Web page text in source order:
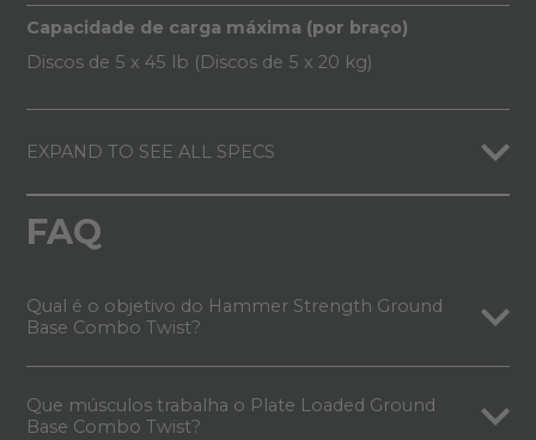
Capacidade de carga máxima (por braço)
Discos de 5 x 45 lb (Discos de 5 x 20 kg)
EXPAND TO SEE ALL SPECS
FAQ
Qual é o objetivo do Hammer Strength Ground
Base Combo Twist?
Que músculos trabalha o Plate Loaded Ground
Base Combo Twist?